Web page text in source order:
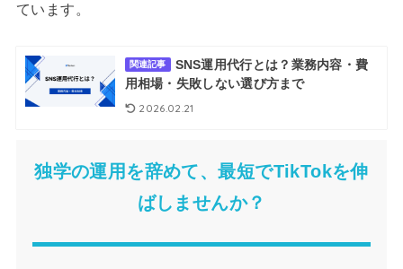
ています。
関連記事
SNS運用代行とは？業務内容・費
用相場・失敗しない選び方まで
2026.02.21
独学の運用を辞めて、最短でTikTokを伸
ばしませんか？